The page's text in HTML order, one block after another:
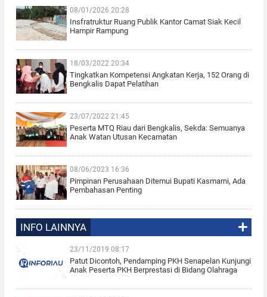
08/01/2026 20:28
Insfratruktur Ruang Publik Kantor Camat Siak Kecil
Hampir Rampung
18/03/2022 20:34
Tingkatkan Kompetensi Angkatan Kerja, 152 Orang di
Bengkalis Dapat Pelatihan
23/07/2022 21:45
Peserta MTQ Riau dari Bengkalis, Sekda: Semuanya
Anak Watan Utusan Kecamatan
08/06/2023 16:36
Pimpinan Perusahaan Ditemui Bupati Kasmarni, Ada
Pembahasan Penting
INFO LAINNYA
23/11/2019 08:17
Patut Dicontoh, Pendamping PKH Senapelan Kunjungi
Anak Peserta PKH Berprestasi di Bidang Olahraga